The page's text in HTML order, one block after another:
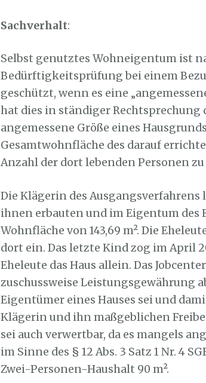
Sachverhalt:
Selbst genutztes Wohneigentum ist
Bedürftigkeitsprüfung bei einem
geschützt, wenn es eine
hat dies in ständiger
angemessene Größe eines
Gesamtwohnfläche des darauf
Anzahl der dort lebenden Personen
Die Klägerin des
ihnen erbauten und im Eigentum des
Wohnfläche von 143,69 m². Die
dort ein. Das letzte Kind zog im April
Eheleute das Haus allein. Das
zuschussweise Leistungsgewährung
Eigentümer eines Hauses sei und
Klägerin und ihn maßgeblichen
sei auch verwertbar, da es mangels
im Sinne des § 12 Abs. 3 Satz 1 Nr. 4
Zwei-Personen-Haushalt 90 m².